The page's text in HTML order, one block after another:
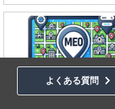
よくある質問